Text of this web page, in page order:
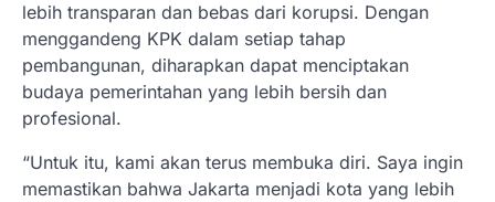
lebih transparan dan bebas dari korupsi. Dengan
menggandeng KPK dalam setiap tahap
pembangunan, diharapkan dapat menciptakan
budaya pemerintahan yang lebih bersih dan
profesional.
“Untuk itu, kami akan terus membuka diri. Saya ingin
memastikan bahwa Jakarta menjadi kota yang lebih